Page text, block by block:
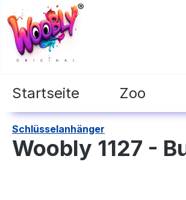
Zur Hauptnavigation
Startseite Zoo
Schlüsselanhänger
Woobly 1127 -